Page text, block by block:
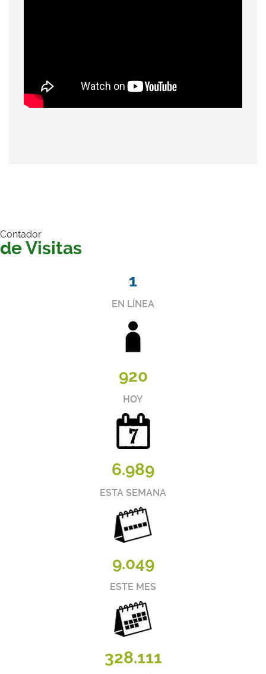
Contador
de Visitas
1
EN LÍNEA
920
HOY
6.989
ESTA SEMANA
9.049
ESTE MES
328.111